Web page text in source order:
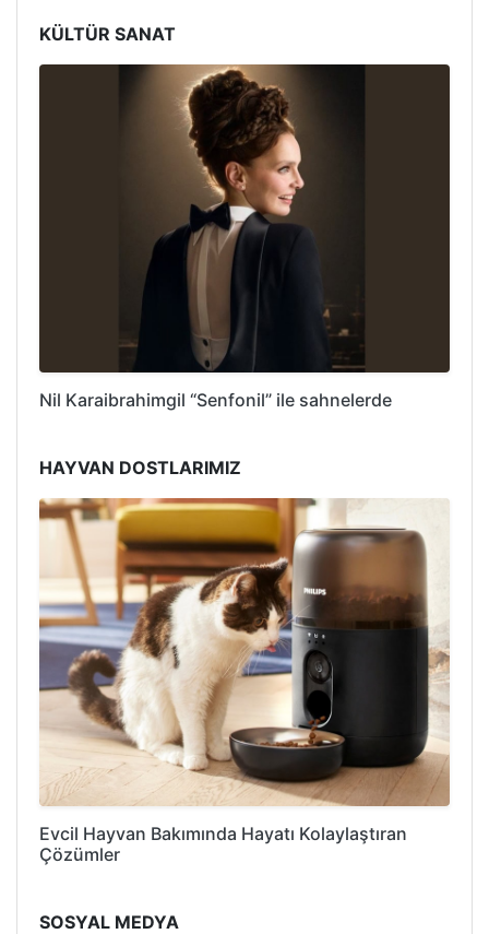
KÜLTÜR SANAT
Nil Karaibrahimgil “Senfonil” ile sahnelerde
HAYVAN DOSTLARIMIZ
Evcil Hayvan Bakımında Hayatı Kolaylaştıran
Çözümler
SOSYAL MEDYA